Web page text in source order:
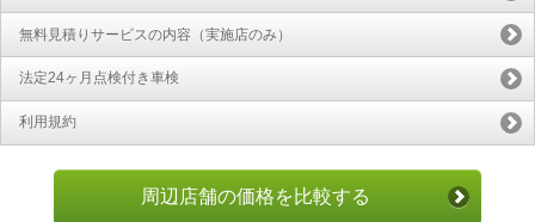
無料見積りサービスの内容（実施店のみ）
法定24ヶ月点検付き車検
利用規約
周辺店舗の価格を比較する